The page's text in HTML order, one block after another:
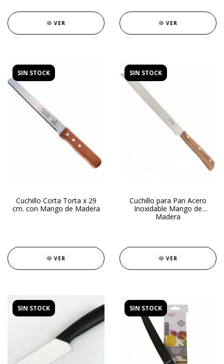
VER VER
SIN STOCK
Cuchillo Corta Torta x 29
cm. con Mango de Madera
VER
SIN STOCK
Cuchillo para Pan Acero
Inoxidable Mango de
Madera
VER
SIN STOCK SIN STOCK